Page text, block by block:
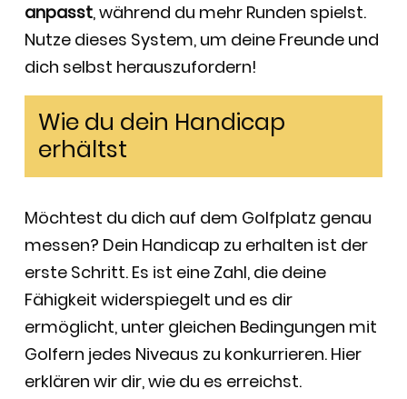
anpasst, während du mehr Runden spielst.
Nutze dieses System, um deine Freunde und
dich selbst herauszufordern!
Wie du dein Handicap
erhältst
Möchtest du dich auf dem Golfplatz genau
messen? Dein Handicap zu erhalten ist der
erste Schritt. Es ist eine Zahl, die deine
Fähigkeit widerspiegelt und es dir
ermöglicht, unter gleichen Bedingungen mit
Golfern jedes Niveaus zu konkurrieren. Hier
erklären wir dir, wie du es erreichst.